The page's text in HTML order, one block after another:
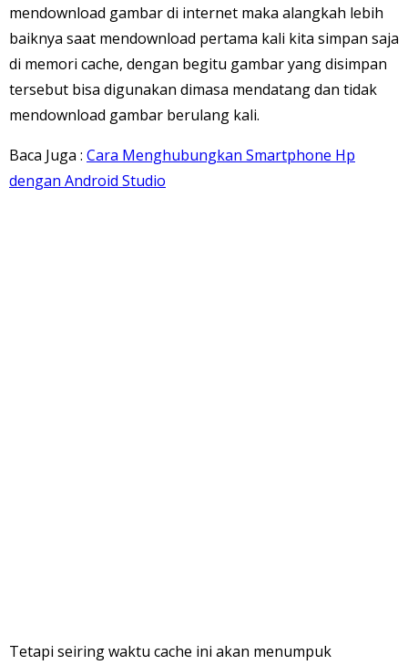
mendownload gambar di internet maka alangkah lebih
baiknya saat mendownload pertama kali kita simpan saja
di memori cache, dengan begitu gambar yang disimpan
tersebut bisa digunakan dimasa mendatang dan tidak
mendownload gambar berulang kali.
Baca Juga : Cara Menghubungkan Smartphone Hp
dengan Android Studio
Tetapi seiring waktu cache ini akan menumpuk